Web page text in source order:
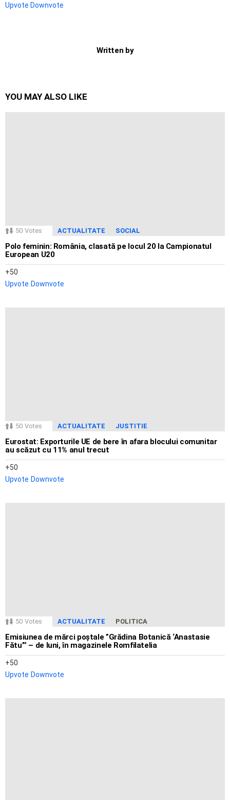
Upvote Downvote
Written by
YOU MAY ALSO LIKE
50 Votes ACTUALITATE SOCIAL
Polo feminin: România, clasată pe locul 20 la Campionatul
European U20
50
Upvote Downvote
50 Votes ACTUALITATE JUSTITIE
Eurostat: Exporturile UE de bere în afara blocului comunitar
au scăzut cu 11% anul trecut
50
Upvote Downvote
50 Votes ACTUALITATE POLITICA
Emisiunea de mărci poștale ”Grădina Botanică ‘Anastasie
Fătu”’ – de luni, în magazinele Romfilatelia
50
Upvote Downvote